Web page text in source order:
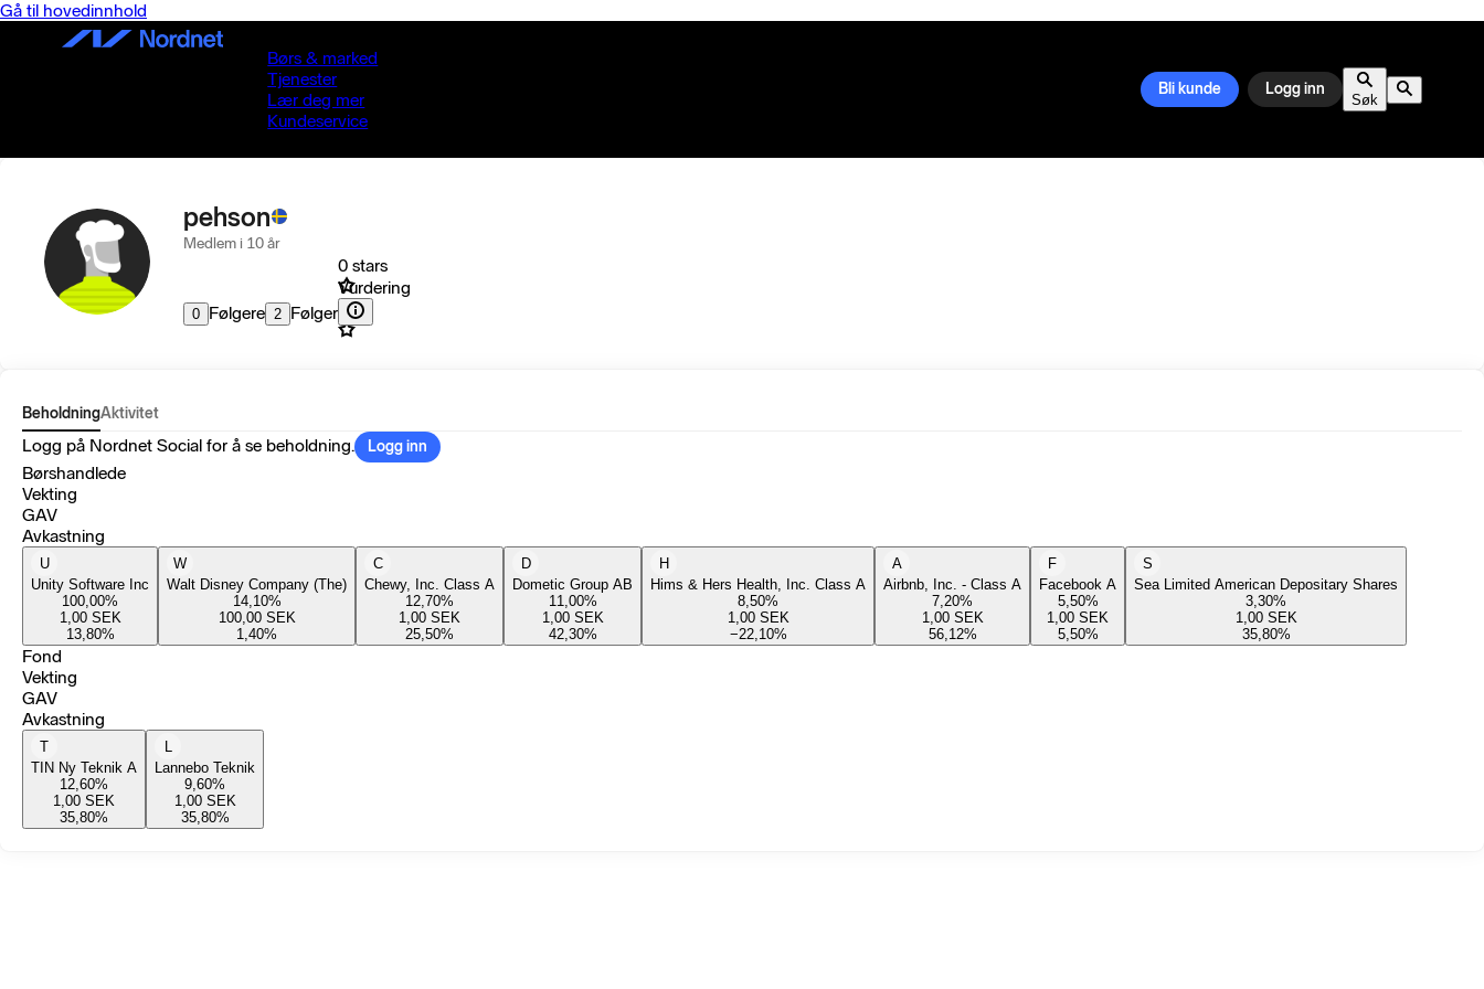
Gå til hovedinnhold
Børs & marked
Tjenester
Lær deg mer
Kundeservice
Bli kunde Logg inn
Søk
pehson
Medlem i 10 år
0 Følgere 2 Følger
0 stars
Vurdering
BeholdningAktivitet
Logg på Nordnet Social for å se beholdning. Logg inn
Børshandlede
Vekting
GAV
Avkastning
U
Unity Software Inc
100,00%
1,00 SEK
13,80%
W
Walt Disney Company (The)
14,10%
100,00 SEK
1,40%
C
Chewy, Inc. Class A
12,70%
1,00 SEK
25,50%
D
Dometic Group AB
11,00%
1,00 SEK
42,30%
H
Hims & Hers Health, Inc. Class A
8,50%
1,00 SEK
−22,10%
A
Airbnb, Inc. - Class A
7,20%
1,00 SEK
56,12%
F
Facebook A
5,50%
1,00 SEK
5,50%
S
Sea Limited American Depositary Shares
3,30%
1,00 SEK
35,80%
Fond
Vekting
GAV
Avkastning
T
TIN Ny Teknik A
12,60%
1,00 SEK
35,80%
L
Lannebo Teknik
9,60%
1,00 SEK
35,80%